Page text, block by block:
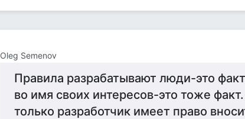
Oleg Semenov
Правила разрабатывают люди-это
во имя своих интересов-это тоже
только разработчик имеет право